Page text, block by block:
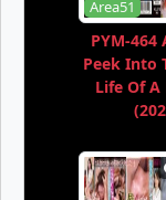
Area51
PYM-464
Peek Into
Life Of A